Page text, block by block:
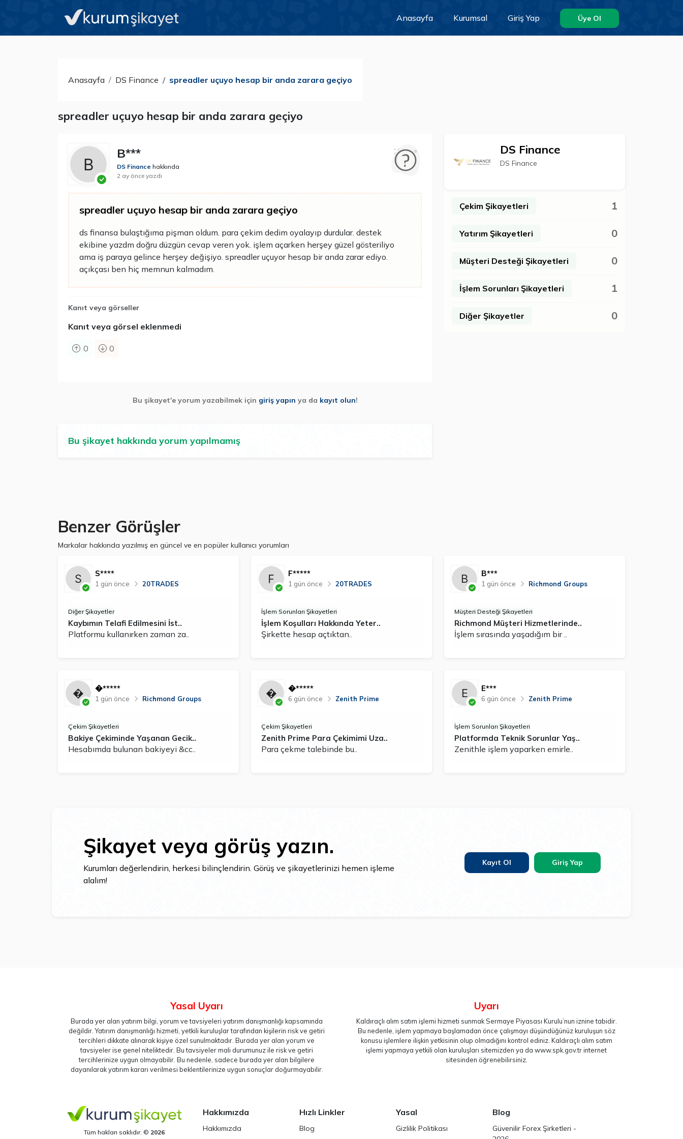
Anasayfa Kurumsal Giriş Yap Üye Ol
Anasayfa DS Finance spreadler uçuyo hesap bir anda zarara geçiyo
spreadler uçuyo hesap bir anda zarara geçiyo
B***
DS Finance hakkında
2 ay önce yazdı
spreadler uçuyo hesap bir anda zarara geçiyo
ds finansa bulaştığıma pişman oldum. para çekim dedim oyalayıp durdular. destek
ekibine yazdm doğru düzgün cevap veren yok. işlem açarken herşey güzel gösteriliyo
ama iş paraya gelince herşey değişiyo. spreadler uçuyor hesap bir anda zarar ediyo.
açıkçası ben hiç memnun kalmadım.
Kanıt veya görseller
Kanıt veya görsel eklenmedi
0 0
Bu şikayet'e yorum yazabilmek için giriş yapın ya da kayıt olun!
Bu şikayet hakkında yorum yapılmamış
DS Finance
DS Finance
Çekim Şikayetleri 1
Yatırım Şikayetleri 0
Müşteri Desteği Şikayetleri 0
İşlem Sorunları Şikayetleri 1
Diğer Şikayetler 0
Benzer Görüşler
Markalar hakkında yazılmış en güncel ve en popüler kullanıcı yorumları
S****
1 gün önce 20TRADES
Diğer Şikayetler
Kaybımın Telafi Edilmesini İst..
Platformu kullanırken zaman za..
F*****
1 gün önce 20TRADES
İşlem Sorunları Şikayetleri
İşlem Koşulları Hakkında Yeter..
Şirkette hesap açtıktan..
B***
1 gün önce Richmond Groups
Müşteri Desteği Şikayetleri
Richmond Müşteri Hizmetlerinde..
İşlem sırasında yaşadığım bir ..
�*****
1 gün önce Richmond Groups
Çekim Şikayetleri
Bakiye Çekiminde Yaşanan Gecik..
Hesabımda bulunan bakiyeyi &cc..
�*****
6 gün önce Zenith Prime
Çekim Şikayetleri
Zenith Prime Para Çekimimi Uza..
Para çekme talebinde bu..
E***
6 gün önce Zenith Prime
İşlem Sorunları Şikayetleri
Platformda Teknik Sorunlar Yaş..
Zenithle işlem yaparken emirle..
Şikayet veya görüş yazın.
Kurumları değerlendirin, herkesi bilinçlendirin. Görüş ve şikayetlerinizi hemen işleme
alalım!
Kayıt Ol Giriş Yap
Yasal Uyarı
Burada yer alan yatırım bilgi, yorum ve tavsiyeleri yatırım danışmanlığı kapsamında
değildir. Yatırım danışmanlığı hizmeti, yetkili kuruluşlar tarafından kişilerin risk ve getiri
tercihleri dikkate alınarak kişiye özel sunulmaktadır. Burada yer alan yorum ve
tavsiyeler ise genel niteliktedir. Bu tavsiyeler mali durumunuz ile risk ve getiri
tercihlerinize uygun olmayabilir. Bu nedenle, sadece burada yer alan bilgilere
dayanılarak yatırım kararı verilmesi beklentilerinize uygun sonuçlar doğurmayabilir.
Uyarı
Kaldıraçlı alım satım işlemi hizmeti sunmak Sermaye Piyasası Kurulu’nun iznine tabidir.
Bu nedenle, işlem yapmaya başlamadan önce çalışmayı düşündüğünüz kuruluşun söz
konusu işlemlere ilişkin yetkisinin olup olmadığını kontrol ediniz. Kaldıraçlı alım satım
işlemi yapmaya yetkili olan kuruluşları sitemizden ya da www.spk.gov.trinternet
sitesinden öğrenebilirsiniz.
Tüm hakları saklıdır. © 2026
Hakkımızda
Hakkımızda
Hızlı Linkler
Blog
Yasal
Gizlilik Politikası
Blog
Güvenilir Forex Şirketleri -